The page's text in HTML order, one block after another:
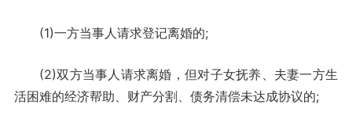
(1)一方当事人请求登记离婚的;
(2)双方当事人请求离婚，但对子女抚养、夫妻一方生
活困难的经济帮助、财产分割、债务清偿未达成协议的;